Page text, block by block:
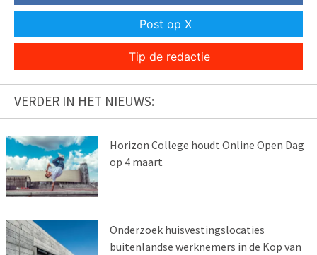
Post op X
Tip de redactie
VERDER IN HET NIEUWS:
Horizon College houdt Online Open Dag
op 4 maart
Onderzoek huisvestingslocaties
buitenlandse werknemers in de Kop van